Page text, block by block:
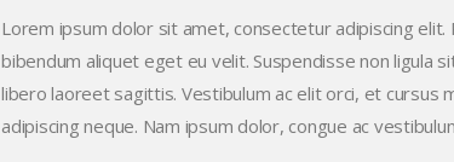
Lorem ipsum dolor sit amet, consectetur adipiscing
bibendum aliquet eget eu velit. Suspendisse non ligula
libero laoreet sagittis. Vestibulum ac elit orci, et cursus
adipiscing neque. Nam ipsum dolor, congue ac